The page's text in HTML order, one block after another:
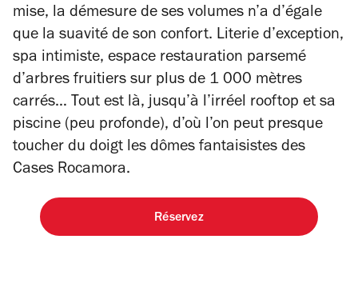
mise, la démesure de ses volumes n’a d’égale
que la suavité de son confort. Literie d’exception,
spa intimiste, espace restauration parsemé
d’arbres fruitiers sur plus de 1 000 mètres
carrés… Tout est là, jusqu’à l’irréel rooftop et sa
piscine (peu profonde), d’où l’on peut presque
toucher du doigt les dômes fantaisistes des
Cases Rocamora.
Réservez